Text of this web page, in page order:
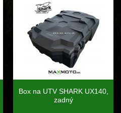
Box na UTV SHARK UX140,
zadný